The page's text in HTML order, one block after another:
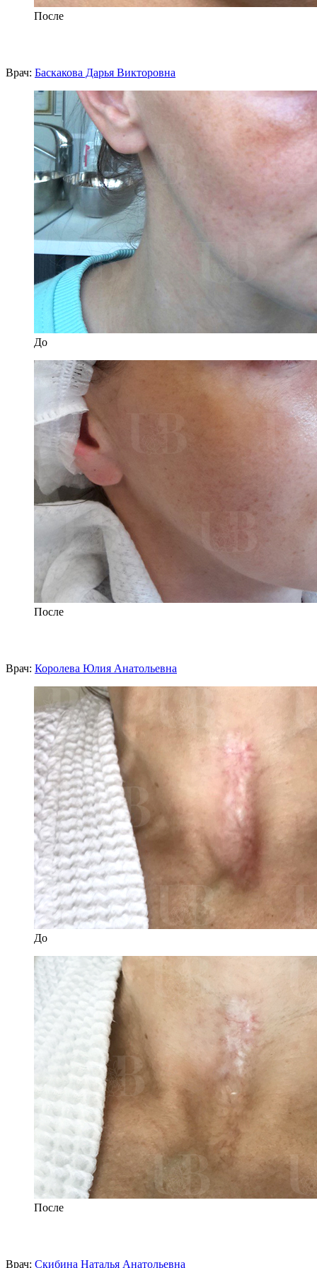
После
Врач: Баскакова Дарья Викторовна
До
После
Врач: Королева Юлия Анатольевна
До
После
Врач: Скибина Наталья Анатольевна